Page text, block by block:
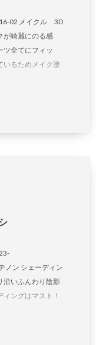
02 メイクル 3D
が綺麗にのる感
ツ全てにフィッ
いるためメイク塗
ノン シェーディン
沿いふんわり陰影
ングはマスト！